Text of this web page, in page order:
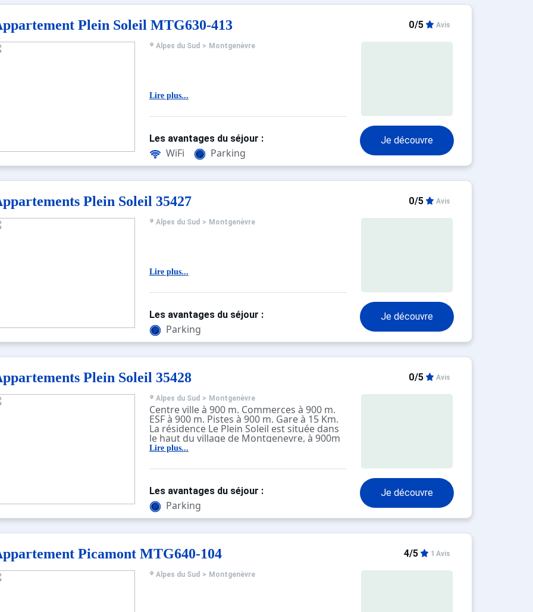
Plein Soleil MTG630-413 0/5 Avis
Alpes du Sud > Montgenèvre
Lire plus...
Je découvre
Les avantages du séjour :
WiFi Parking
Plein Soleil 35427 0/5 Avis
Alpes du Sud > Montgenèvre
Lire plus...
Je découvre
Les avantages du séjour :
Parking
Plein Soleil 35428 0/5 Avis
Alpes du Sud > Montgenèvre
Centre ville à 900 m. Commerces à 900 m.
ESF à 900 m. Pistes à 900 m. Gare à 15 Km.
La résidence Le Plein Soleil est située dans
le haut du village de Montgenevre, à 900m
des pistes.
Un parking est au pied de la résidence et
résidence.
La résidence est pourvue d'un ascenseur.
Les commerces, l'ESF et le centre station se
situent à 900 m de la résidence.
Lire plus...
Je découvre
Les avantages du séjour :
Parking
Picamont MTG640-104 4/5 1 Avis
Alpes du Sud > Montgenèvre